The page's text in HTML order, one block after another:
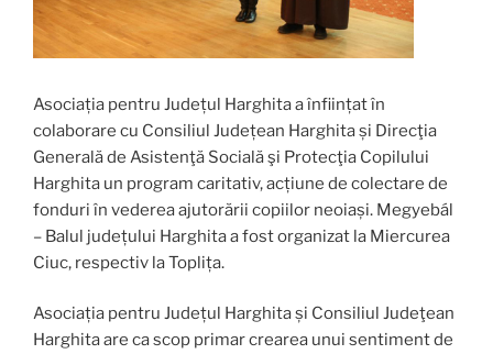
Asociația pentru Județul Harghita a înființat în
colaborare cu Consiliul Județean Harghita și Direcţia
Generală de Asistenţă Socială şi Protecţia Copilului
Harghita un program caritativ, acțiune de colectare de
fonduri în vederea ajutorării copiilor neoiași. Megyebál
– Balul județului Harghita a fost organizat la Miercurea
Ciuc, respectiv la Toplița.
Asociația pentru Județul Harghita și Consiliul Judeţean
Harghita are ca scop primar crearea unui sentiment de